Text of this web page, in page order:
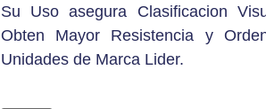
Su Uso asegura Clasificacion
Obten Mayor Resistencia y
Unidades de Marca Lider.